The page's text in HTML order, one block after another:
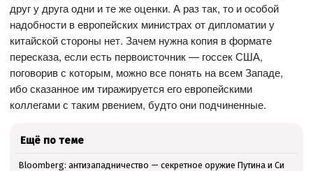
друг у друга одни и те же оценки. А раз так, то и особой
надобности в европейских министрах от дипломатии у
китайской стороны нет. Зачем нужна копия в формате
пересказа, если есть первоисточник — госсек США,
поговорив с которым, можно все понять на всем Западе,
ибо сказанное им тиражируется его европейскими
коллегами с таким рвением, будто они подчиненные.
Ещё по теме
Bloomberg: антизападничество — секретное оружие Путина и Си